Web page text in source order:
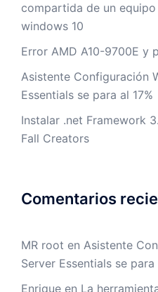
compartida de un
windows 10
Error AMD A10-9700E y
Asistente Configuración
Essentials se para al 17%
Instalar .net Framework
Fall Creators
Comentarios
MR root en Asistente
Server Essentials se para
Enrique en La